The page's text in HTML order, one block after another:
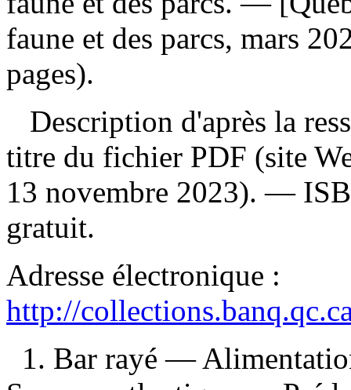
faune et des parcs, mars
pages).
Description d'après la
titre du fichier PDF (site
13 novembre 2023). —
gratuit.
Adresse électronique :
http://
1. Bar rayé —